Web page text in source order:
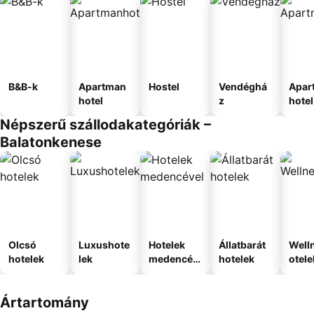
B&B-k
Apartman
hotel
Hostel
Vendéghá
z
hotel
Népszerű szállodakategóriák –
Balatonkenese
Olcsó
hotelek
Luxushote
lek
Hotelek
medencév
Állatbarát
hotelek
Ártartomány